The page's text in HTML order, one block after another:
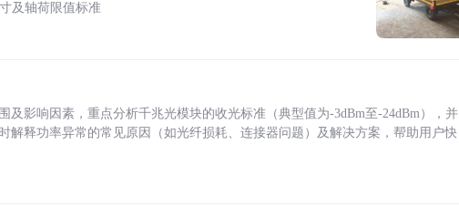
及轴荷限值标准
及影响因素，重点分析千兆光模块的收光标准（典型值为-3dBm至-24dBm），并
解释功率异常的常见原因（如光纤损耗、连接器问题）及解决方案，帮助用户快